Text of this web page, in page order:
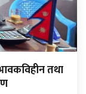
तथा